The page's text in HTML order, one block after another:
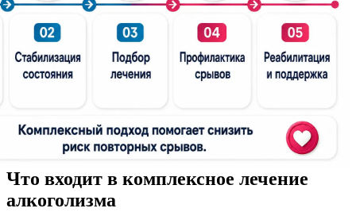
Что входит в комплексное лечение
алкоголизма